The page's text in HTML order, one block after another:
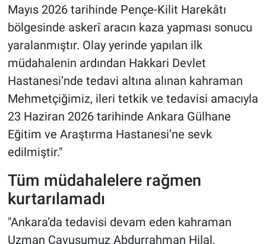
Mayıs 2026 tarihinde Pençe-Kilit Harekâtı
bölgesinde askerî aracın kaza yapması sonucu
yaralanmıştır. Olay yerinde yapılan ilk
müdahalenin ardından Hakkari Devlet
Hastanesi’nde tedavi altına alınan kahraman
Mehmetçiğimiz, ileri tetkik ve tedavisi amacıyla
23 Haziran 2026 tarihinde Ankara Gülhane
Eğitim ve Araştırma Hastanesi’ne sevk
edilmiştir."
Tüm müdahalelere rağmen
kurtarılamadı
"Ankara’da tedavisi devam eden kahraman
Uzman Çavuşumuz Abdurrahman Hilal,